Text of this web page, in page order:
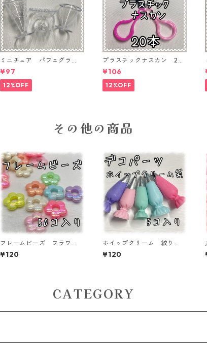
ミニチュア パフェグラ
ス 3個入り【MNT-GLS-3P
-02】
¥97
12%OFF
プラスチックナスカン 20
本入り【PK-20】
¥106
12%OFF
その他の商品
フレームビーズ フラワ
ー オーロラ加工 ミック
ス 50個入り【AB‐FU1
¥120
ホイップクリーム 絞り
袋 5個入り デコパーツ
貼り付けパーツ【DP-CM-0
¥120
CATEGORY